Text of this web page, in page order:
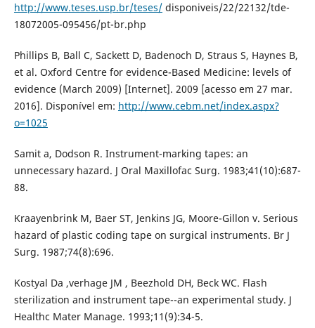
http://www.teses.usp.br/teses/disponiveis/22/22132/tde-
18072005-095456/pt-br.php
Phillips B, Ball C, Sackett D, Badenoch D, Straus S, Haynes B,
et al. Oxford Centre for evidence-Based Medicine: levels of
evidence (March 2009) [Internet]. 2009 [acesso em 27 mar.
2016]. Disponível em: http://www.cebm.net/index.aspx?
o=1025
Samit a, Dodson R. Instrument-marking tapes: an
unnecessary hazard. J Oral Maxillofac Surg. 1983;41(10):687-
88.
Kraayenbrink M, Baer ST, Jenkins JG, Moore-Gillon v. Serious
hazard of plastic coding tape on surgical instruments. Br J
Surg. 1987;74(8):696.
Kostyal Da ,verhage JM , Beezhold DH, Beck WC. Flash
sterilization and instrument tape--an experimental study. J
Healthc Mater Manage. 1993;11(9):34-5.